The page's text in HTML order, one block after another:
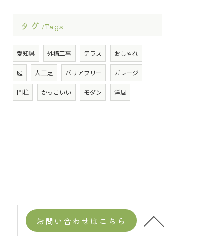
タグ Tags
愛知県 外構工事 テラス おしゃれ
庭 人工芝 バリアフリー ガレージ
門柱 かっこいい モダン 洋風
お問い合わせはこちら